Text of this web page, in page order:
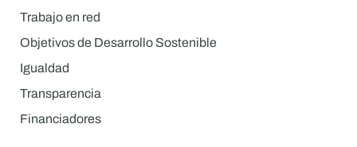
Trabajo en red
Objetivos de Desarrollo Sostenible
Igualdad
Transparencia
Financiadores